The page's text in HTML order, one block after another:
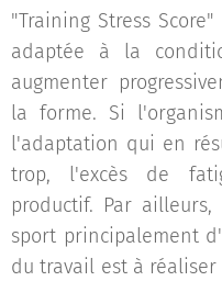
"Training Stress
adaptée à la
augmenter
la forme. Si
l'adaptation qui en
trop, l'excès de
productif. Par
sport principalement
du travail est à